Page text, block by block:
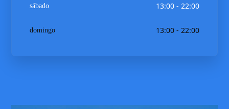
sábado 13:00 - 22:00
domingo 13:00 - 22:00